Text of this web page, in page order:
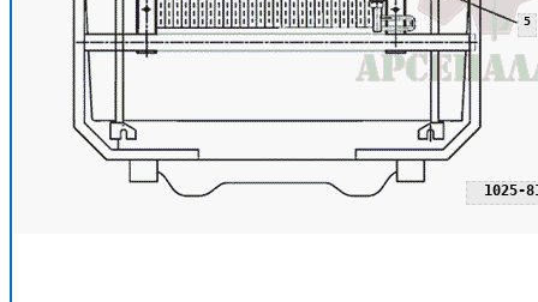
1025-
5